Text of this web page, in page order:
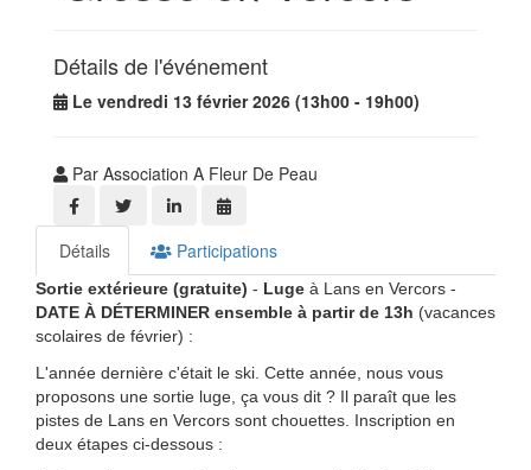
Détails de l'événement
Le vendredi 13 février 2026 (13h00 - 19h00)
Par Association A Fleur De Peau
Détails Participations
Sortie extérieure (gratuite) - Luge à Lans en Vercors -
DATE À DÉTERMINER ensemble à partir de 13h (vacances
scolaires de février) :
L'année dernière c'était le ski. Cette année, nous vous
proposons une sortie luge, ça vous dit ? Il paraît que les
pistes de Lans en Vercors sont chouettes. Inscription en
deux étapes ci-dessous :